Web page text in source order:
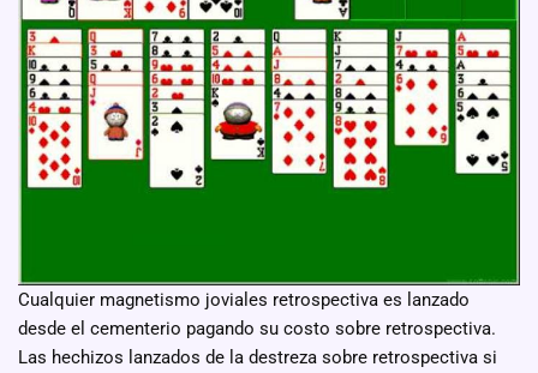
Cualquier magnetismo joviales retrospectiva es lanzado
desde el cementerio pagando su costo sobre retrospectiva.
Las hechizos lanzados de la destreza sobre retrospectiva si